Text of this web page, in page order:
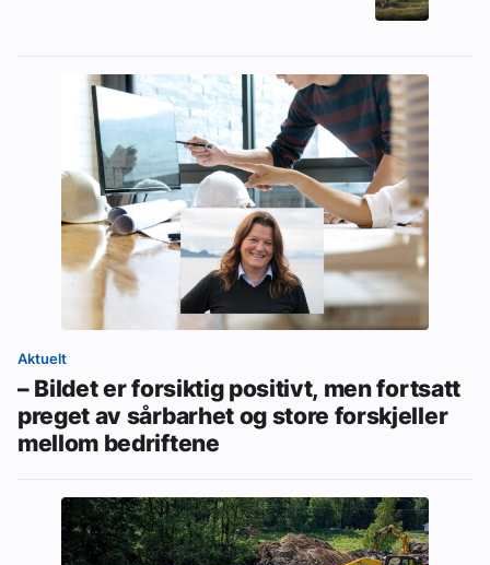
Aktuelt
– Bildet er forsiktig positivt, men fortsatt
preget av sårbarhet og store forskjeller
mellom bedriftene